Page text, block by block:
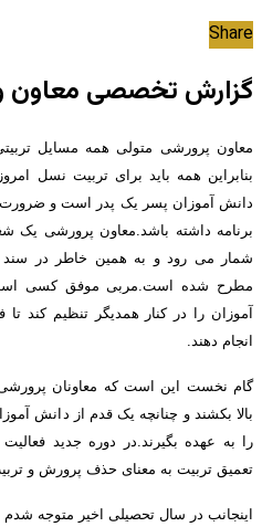
Share
گزارش تخصصی معاون
معاون پرورشی متولی همه مسایل
بنابراین همه باید برای تربیت نسل
دانش آموزان پسر یک پدر است و ضرورت
برنامه داشته باشد.معاون پرورشی یک
شمار می رود و به همین خاطر در سند
مطرح شده است.مربی موفق کسی
آموزان را در کنار همدیگر تنظیم کند
انجام دهند.
گام نخست این است که معاونان
بالا بکشند و چنانچه یک قدم از دانش
را به عهده بگیرند.در دوره جدید
تعمیق تربیت به معنای حذف پرورش و
اينجانب در سال تحصیلی اخیر متوجه